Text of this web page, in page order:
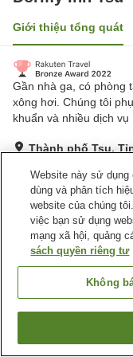
Giới thiệu tổng quát
Gần nhà ga, có phòng
xông hơi. Chúng tôi
khuẩn và nhiều dịch vụ
Thành phố Tsu,
Tuyệt vời
Tiện nghi chỗ nghỉ
Bãi đỗ xe
Trang chủ
Website này sử dụng
dùng và phân tích
website của chúng
việc bạn sử dụng
mạng xã hội, quảng
sách quyền riêng tư
Không